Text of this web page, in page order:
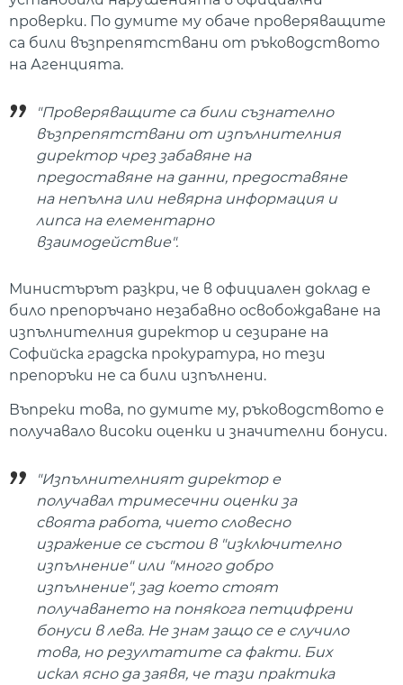
проверки. По думите му обаче проверяващите
са били възпрепятствани от ръководството
на Агенцията.
"Проверяващите са били съзнателно
възпрепятствани от изпълнителния
директор чрез забавяне на
предоставяне на данни, предоставяне
на непълна или невярна информация и
липса на елементарно
взаимодействие".
Министърът разкри, че в официален доклад е
било препоръчано незабавно освобождаване на
изпълнителния директор и сезиране на
Софийска градска прокуратура, но тези
препоръки не са били изпълнени.
Въпреки това, по думите му, ръководството е
получавало високи оценки и значителни бонуси.
"Изпълнителният директор е
получавал тримесечни оценки за
своята работа, чието словесно
изражение се състои в "изключително
изпълнение" или "много добро
изпълнение", зад което стоят
получаването на понякога петцифрени
бонуси в лева. Не знам защо се е случило
това, но резултатите са факти. Бих
искал ясно да заявя, че тази практика